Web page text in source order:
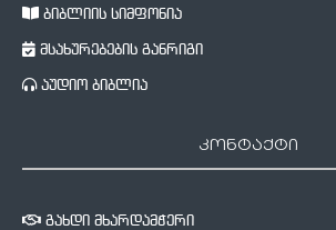
ბიბლიის სიმფონია
მსახურებების განრიგი
აუდიო ბიბლია
კონტაქტი
გახდი მხარდამჭერი